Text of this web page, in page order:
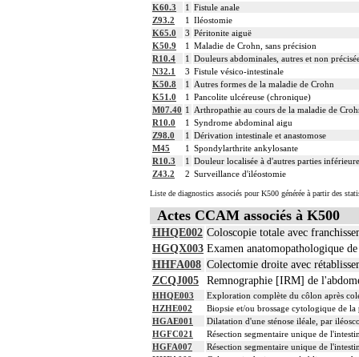
K60.3
1 Fistule anale
Z93.2
1 Iléostomie
K65.0
3 Péritonite aiguë
K50.9
1 Maladie de Crohn, sans précision
R10.4
1 Douleurs abdominales, autres et non
N32.1
3 Fistule vésico-intestinale
K50.8
1
Autres formes de la maladie de Crohn
K51.0
1 Pancolite ulcéreuse (chronique)
M07.40 1
Arthropathie au cours de la maladie de
R10.0
1 Syndrome abdominal aigu
Z98.0
1 Dérivation intestinale et anastomose
M45
1 Spondylarthrite ankylosante
R10.3
1 Douleur localisée à d'autres parties
Z43.2
2 Surveillance d'iléostomie
Liste de diagnostics associés pour K500 générée à partir des
Actes CCAM associés à K500
HHQE002 Coloscopie totale avec
HGQX003 Examen anatomopathologique
HHFA008 Colectomie droite avec
ZCQJ005
Remnographie [IRM] de
HHQE003
Exploration complète du côlon après
HZHE002
Biopsie et/ou brossage cytologique de
HGAE001
Dilatation d'une sténose iléale, par
HGFC021
Résection segmentaire unique de
HGFA007
Résection segmentaire unique de